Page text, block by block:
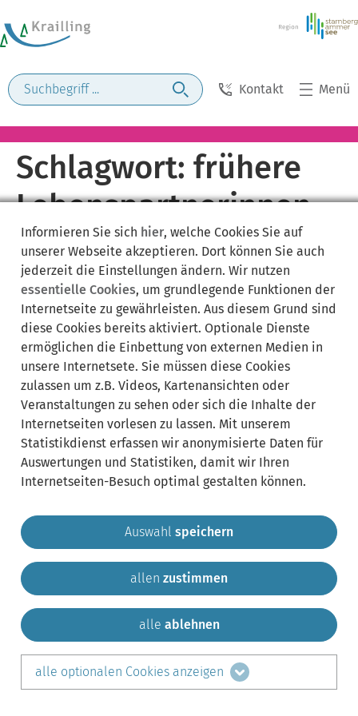
Kontakt Menü
Schlagwort: frühere
Lebenspartnerinnen
Gemeinde Krailling Impressum
Sitemap
Kontakt
teilen auf:
LinkedIn
Informieren Sie sich hier, welche Cookies Sie auf
unserer Webseite akzeptieren. Dort können Sie auch
jederzeit die Einstellungen ändern. Wir nutzen
essentielle Cookies, um grundlegende Funktionen der
Internetseite zu gewährleisten. Aus diesem Grund sind
diese Cookies bereits aktiviert. Optionale Dienste
ermöglichen die Einbettung von externen Medien in
unsere Internetsete. Sie müssen diese Cookies
zulassen um z.B. Videos, Kartenansichten oder
Veranstaltungen zu sehen oder sich die Inhalte der
Internetseiten vorlesen zu lassen. Mit unserem
Statistikdienst erfassen wir anonymisierte Daten für
Auswertungen und Statistiken, damit wir Ihren
Internetseiten-Besuch optimal gestalten können.
Auswahl speichern
allen zustimmen
alle ablehnen
alle optionalen Cookies anzeigen